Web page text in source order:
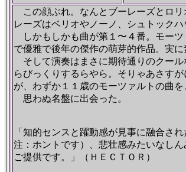
この顔ぶれ。なんとブーレーズとロリ
レーズはベリオやノーノ、シュトック
しかもしかも曲が第１〜４番。モーツ
で優雅で後年の傑作の萌芽的作品。実
そして演奏はまさに期待通りのクール
らびっくりするらやら。そりゃあさす
が、わずか１１歳のモーツァルトの曲
思わぬ名盤に出会った。
「知的センスと躍動感が見事に融合さ
注：ホントです）、悲壮感みたいなし
ご提供です。」（ＨＥＣＴＯＲ）